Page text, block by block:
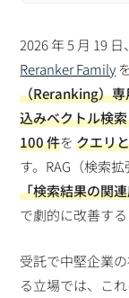
2026 年 5 月 19
Reranker Family
（Reranking）専
込みベクトル検
100 件をクエリ
す。RAG（検索
「検索結果の関
で劇的に改善す
受託で中堅企業
る立場では、こ